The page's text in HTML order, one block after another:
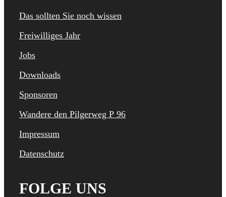
Das sollten Sie noch wissen
Freiwilliges Jahr
Jobs
Downloads
Sponsoren
Wandere den Pilgerweg P 96
Impressum
Datenschutz
FOLGE UNS